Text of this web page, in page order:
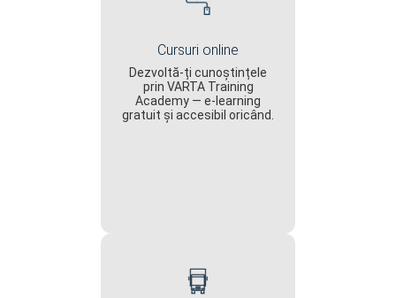
Cursuri online
Dezvoltă-ți cunoștințele
prin VARTA Training
Academy — e-learning
gratuit și accesibil oricând.